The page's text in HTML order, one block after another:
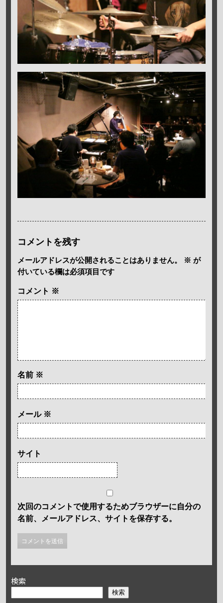
コメントを残す
メールアドレスが公開されることはありません。 ※ が
付いている欄は必須項目です
コメント ※
名前 ※
メール ※
サイト
次回のコメントで使用するためブラウザーに自分の
名前、メールアドレス、サイトを保存する。
検索
検索